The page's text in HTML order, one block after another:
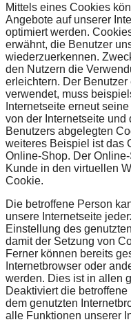
Mittels eines Cookies
Angebote auf unserer
optimiert werden.
erwähnt, die Benutzer
wiederzuerkennen.
den Nutzern die
erleichtern. Der
verwendet, muss
Internetseite erneut
von der Internetseite und
Benutzers abgelegten
weiteres Beispiel ist das
Online-Shop. Der
Kunde in den virtuellen
Cookie.
Die betroffene Person
unsere Internetseite
Einstellung des
damit der Setzung von
Ferner können bereits
Internetbrowser oder
werden. Dies ist in allen
Deaktiviert die
dem genutzten
alle Funktionen unserer